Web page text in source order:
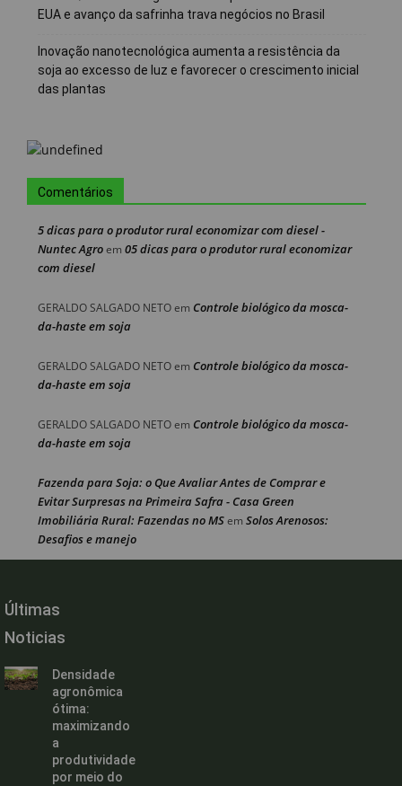
EUA e avanço da safrinha trava negócios no Brasil
Inovação nanotecnológica aumenta a resistência da
soja ao excesso de luz e favorecer o crescimento inicial
das plantas
Comentários
5 dicas para o produtor rural economizar com diesel -
Nuntec Agroem 05 dicas para o produtor rural economizar
com diesel
GERALDO SALGADO NETOem Controle biológico da mosca-
da-haste em soja
GERALDO SALGADO NETOem Controle biológico da mosca-
da-haste em soja
GERALDO SALGADO NETOem Controle biológico da mosca-
da-haste em soja
Fazenda para Soja: o Que Avaliar Antes de Comprar e
Evitar Surpresas na Primeira Safra - Casa Green
Imobiliária Rural: Fazendas no MSem Solos Arenosos:
Desafios e manejo
Últimas
Noticias
Densidade
agronômica
ótima:
maximizando
a
produtividade
por meio do